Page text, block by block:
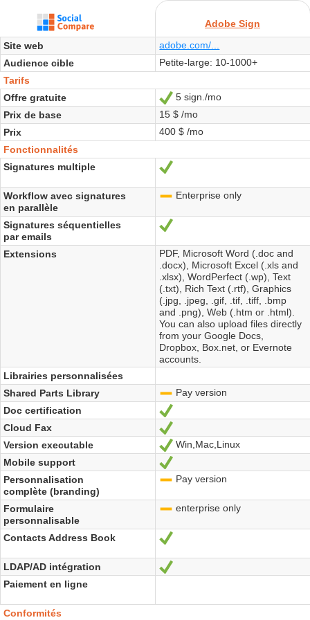
Adobe Sign
Site web
adobe.com/...
Audience cible
Petite-large: 10-1000+
Tarifs
Offre gratuite
Oui
5 sign./mo
Prix de base
15 $ /mo
Prix
400 $ /mo
Fonctionnalités
Signatures multiple
Oui
Workflow avec signatures
en parallèle
Enterprise only
Signatures séquentielles
par emails
Oui
Extensions
PDF, Microsoft Word (.doc and
.docx), Microsoft Excel (.xls and
.xlsx), WordPerfect (.wp), Text
(.txt), Rich Text (.rtf), Graphics
(.jpg, .jpeg, .gif, .tif, .tiff, .bmp
and .png), Web (.htm or .html).
You can also upload files directly
from your Google Docs,
Dropbox, Box.net, or Evernote
accounts.
Librairies personnalisées
Shared Parts Library
Pay version
Doc certification
Oui
Cloud Fax
Version executable
Oui
Win,Mac,Linux
Mobile support
Personnalisation
complète (branding)
Pay version
Formulaire
personnalisable
-enterprise only
Contacts Address Book Oui
LDAP/AD intégration
Paiement en ligne
Conformités